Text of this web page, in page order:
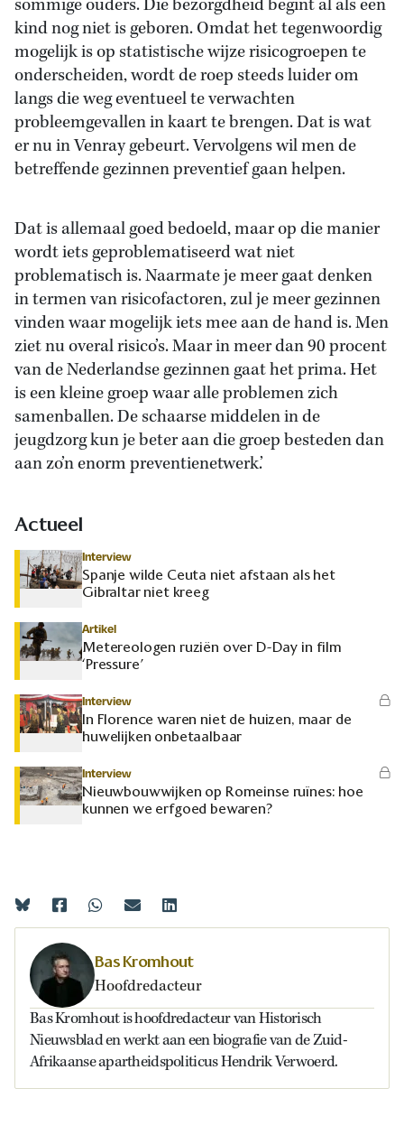
sommige ouders. Die bezorgdheid begint al als een
kind nog niet is geboren. Omdat het tegenwoordig
mogelijk is op statistische wijze risicogroepen te
onderscheiden, wordt de roep steeds luider om
langs die weg eventueel te verwachten
probleemgevallen in kaart te brengen. Dat is wat
er nu in Venray gebeurt. Vervolgens wil men de
betreffende gezinnen preventief gaan helpen.
Dat is allemaal goed bedoeld, maar op die manier
wordt iets geproblematiseerd wat niet
problematisch is. Naarmate je meer gaat denken
in termen van risicofactoren, zul je meer gezinnen
vinden waar mogelijk iets mee aan de hand is. Men
ziet nu overal risico’s. Maar in meer dan 90 procent
van de Nederlandse gezinnen gaat het prima. Het
is een kleine groep waar alle problemen zich
samenballen. De schaarse middelen in de
jeugdzorg kun je beter aan die groep besteden dan
aan zo’n enorm preventienetwerk.’
Actueel
Interview
Spanje wilde Ceuta niet afstaan als het
Gibraltar niet kreeg
Artikel
Metereologen ruziën over D-Day in film
‘Pressure’
Interview
In Florence waren niet de huizen, maar de
huwelijken onbetaalbaar
Interview
Nieuwbouwwijken op Romeinse ruïnes: hoe
kunnen we erfgoed bewaren?
Bas Kromhout
Hoofdredacteur
Bas Kromhout is hoofdredacteur van Historisch
Nieuwsblad en werkt aan een biografie van de Zuid-
Afrikaanse apartheidspoliticus Hendrik Verwoerd.